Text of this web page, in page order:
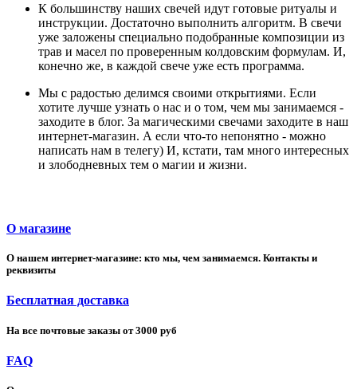
К большинству наших свечей идут готовые ритуалы и
инструкции. Достаточно выполнить алгоритм. В свечи
уже заложены специально подобранные композиции из
трав и масел по проверенным колдовским формулам. И,
конечно же, в каждой свече уже есть программа.
Мы с радостью делимся своими открытиями. Если
хотите лучше узнать о нас и о том, чем мы занимаемся -
заходите в блог. За магическими свечами заходите в наш
интернет-магазин. А если что-то непонятно - можно
написать нам в телегу) И, кстати, там много интересных
и злободневных тем о магии и жизни.
О магазине
О нашем интернет-магазине: кто мы, чем занимаемся. Контакты и
реквизиты
Бесплатная доставка
На все почтовые заказы от 3000 руб
FAQ